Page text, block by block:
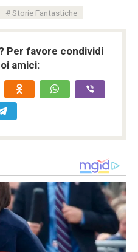
Storie Fantastiche
Per favore condividi
amici: